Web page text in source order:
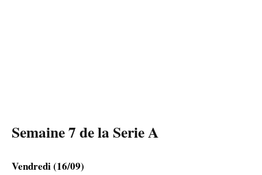
Semaine 7 de la Serie A
Vendredi (16/09)